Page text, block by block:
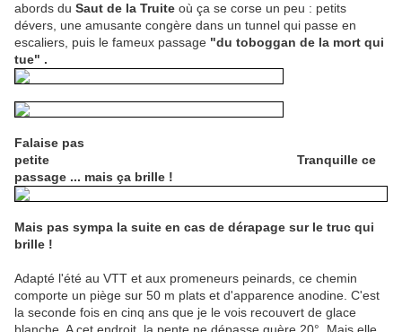
abords du Saut de la Truite où ça se corse un peu : petits
dévers, une amusante congère dans un tunnel qui passe en
escaliers, puis le fameux passage "du toboggan de la mort qui
tue" .
Falaise pas
petite Tranquille ce
passage ... mais ça brille !
Mais pas sympa la suite en cas de dérapage sur le truc qui
brille !
Adapté l'été au VTT et aux promeneurs peinards, ce chemin
comporte un piège sur 50 m plats et d'apparence anodine. C'est
la seconde fois en cinq ans que je le vois recouvert de glace